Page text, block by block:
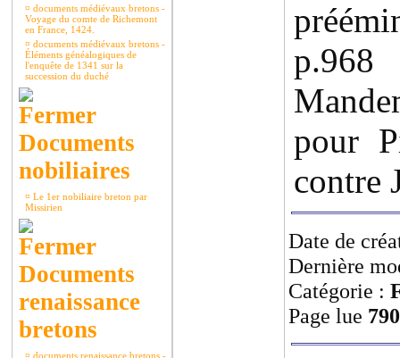
¤ documents médiévaux bretons -
Voyage du comte de Richemont
en France, 1424.
¤ documents médiévaux bretons -
Éléments généalogiques de
l'enquête de 1341 sur la
succession du duché
Documents
nobiliaires
¤ Le 1er nobiliaire breton par
Missirien
Documents
renaissance
bretons
¤ documents renaissance bretons -
pour
contre
Date de
Dernière
Catégorie :
Page lue